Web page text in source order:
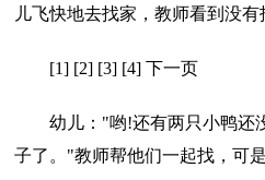
儿飞快地去找家，教师看到没有
[1] [2] [3] [4] 下一页
幼儿："哟!还有两只小鸭还
子了。"教师帮他们一起找，可是